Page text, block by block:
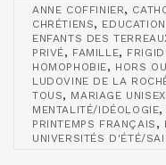
ANNE COFFINIER,
CHRÉTIENS,
ENFANTS DES
PRIVÉ, FAMILLE,
HOMOPHOBIE, HORS
LUDOVINE DE LA
TOUS, MARIAGE
MENTALITÉ/IDÉOLOGIE,
PRINTEMPS FRANÇAIS ,
UNIVERSITÉS D'ÉTÉ/